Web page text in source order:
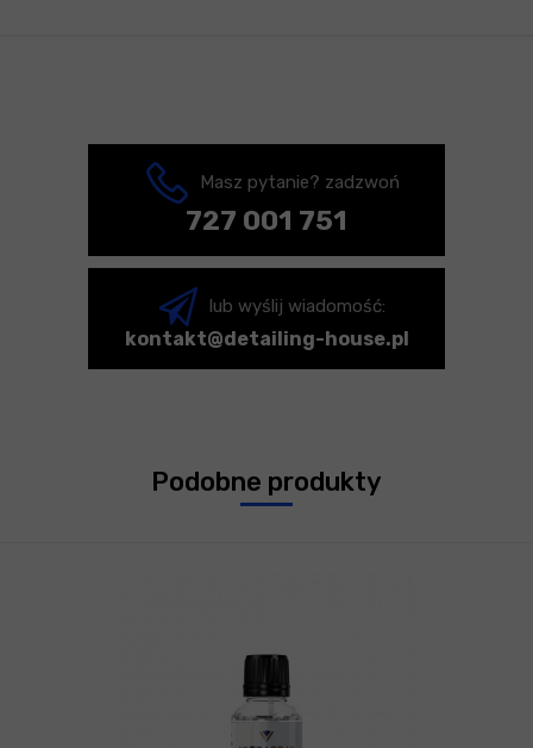
Masz pytanie? zadzwoń
727 001 751
lub wyślij wiadomość:
kontakt@detailing-house.pl
Podobne produkty